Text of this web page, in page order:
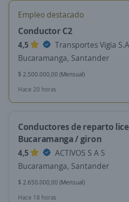
Empleo destacado
Conductor C2
4,5
Transportes Vigia
Bucaramanga, Santander
$ 2.500.000,00 (Mensual)
Hace 20 horas
Conductores de reparto
Bucaramanga / giron
4,5
ACTIVOS S A S
Bucaramanga, Santander
$ 2.650.000,00 (Mensual)
Hace 18 horas